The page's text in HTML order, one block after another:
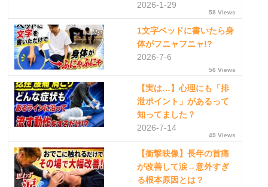
2026-1-29
58 Views
1文字ベッドに書いたら身
体がフニャフニャ!?
2026-7-6
56 Views
【実は…】心理にも「排
泄ポイント」があるって
知ってました？
2026-7-14
49 Views
【衝撃映像】長年の首痛
が改善して涙→意外すぎ
る根本原因とは？